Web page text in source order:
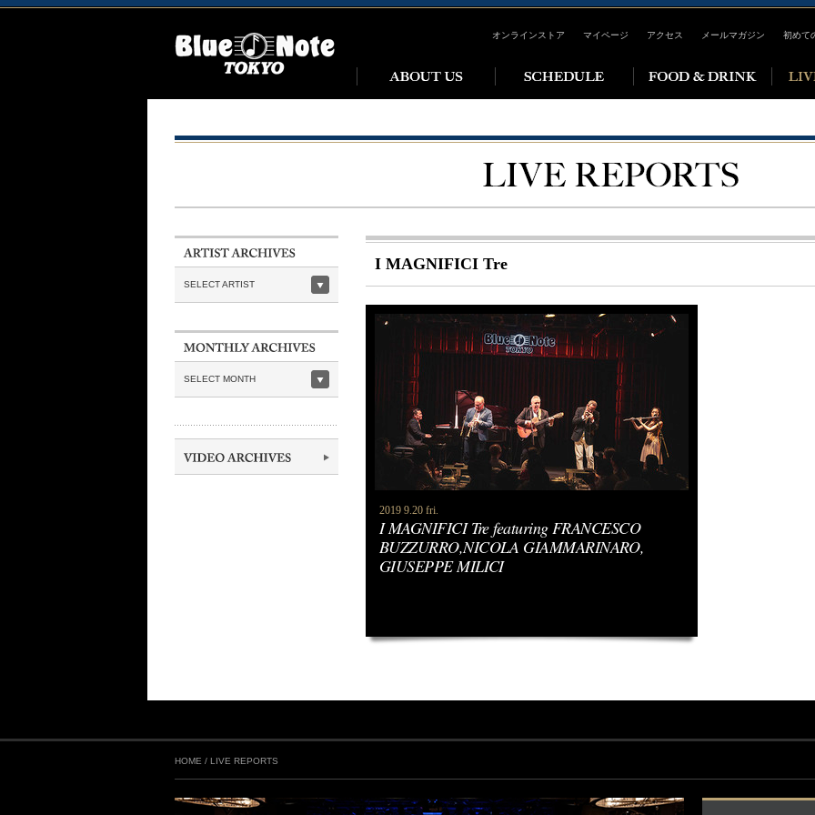
オンラインストア マイページ アクセス メールマガジン 初めて
SELECT ARTIST
SELECT MONTH
I MAGNIFICI Tre
2019 9.20 fri.
I MAGNIFICI Tre featuring FRANCESCO
BUZZURRO,NICOLA GIAMMARINARO,
GIUSEPPE MILICI
HOME / LIVE REPORTS